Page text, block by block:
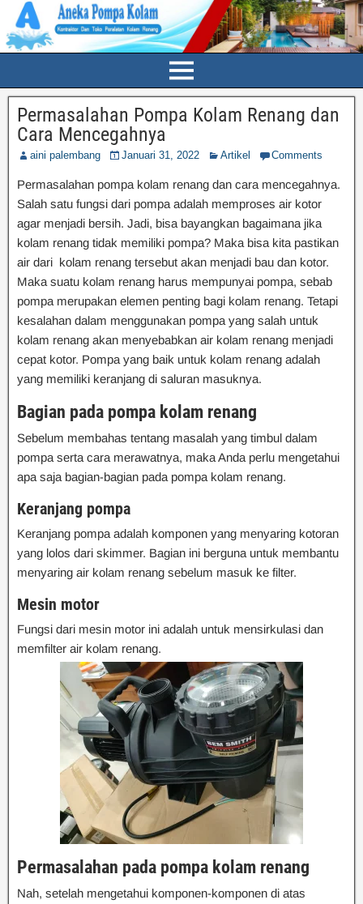
Permasalahan Pompa Kolam Renang dan
Cara Mencegahnya
aini palembang Januari 31, 2022 Artikel Comments
Permasalahan pompa kolam renang dan cara mencegahnya.
Salah satu fungsi dari pompa adalah memproses air kotor
agar menjadi bersih. Jadi, bisa bayangkan bagaimana jika
kolam renang tidak memiliki pompa? Maka bisa kita pastikan
air dari kolam renang tersebut akan menjadi bau dan kotor.
Maka suatu kolam renang harus mempunyai pompa, sebab
pompa merupakan elemen penting bagi kolam renang. Tetapi
kesalahan dalam menggunakan pompa yang salah untuk
kolam renang akan menyebabkan air kolam renang menjadi
cepat kotor. Pompa yang baik untuk kolam renang adalah
yang memiliki keranjang di saluran masuknya.
Bagian pada pompa kolam renang
Sebelum membahas tentang masalah yang timbul dalam
pompa serta cara merawatnya, maka Anda perlu mengetahui
apa saja bagian-bagian pada pompa kolam renang.
Keranjang pompa
Keranjang pompa adalah komponen yang menyaring kotoran
yang lolos dari skimmer. Bagian ini berguna untuk membantu
menyaring air kolam renang sebelum masuk ke filter.
Mesin motor
Fungsi dari mesin motor ini adalah untuk mensirkulasi dan
memfilter air kolam renang.
Permasalahan pada pompa kolam renang
Nah, setelah mengetahui komponen-komponen di atas